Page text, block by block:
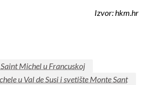
Izvor: hkm.hr
Michel u Francuskoj
u Val de Susi i svetište Monte Sant